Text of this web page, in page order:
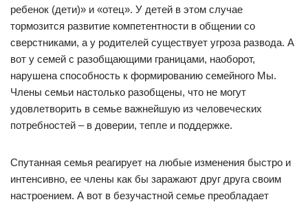
ребенок (дети)» и «отец». У детей в этом случае
тормозится развитие компетентности в общении со
сверстниками, а у родителей существует угроза развода. А
вот у семей с разобщающими границами, наоборот,
нарушена способность к формированию семейного Мы.
Члены семьи настолько разобщены, что не могут
удовлетворить в семье важнейшую из человеческих
потребностей – в доверии, тепле и поддержке.
Спутанная семья реагирует на любые изменения быстро и
интенсивно, ее члены как бы заражают друг друга своим
настроением. А вот в безучастной семье преобладает